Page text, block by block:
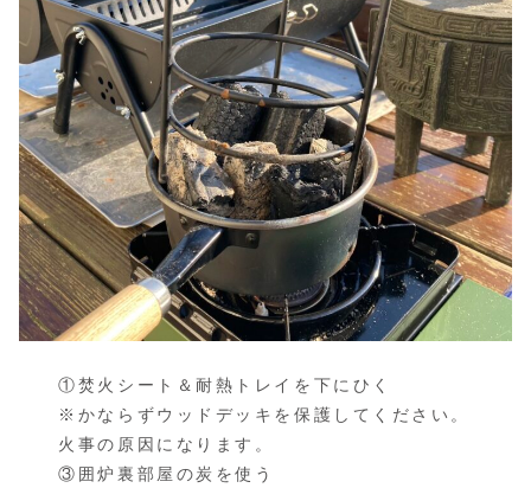
①焚火シート＆耐熱トレイを下にひく
※かならずウッドデッキを保護してください。
火事の原因になります。
③囲炉裏部屋の炭を使う